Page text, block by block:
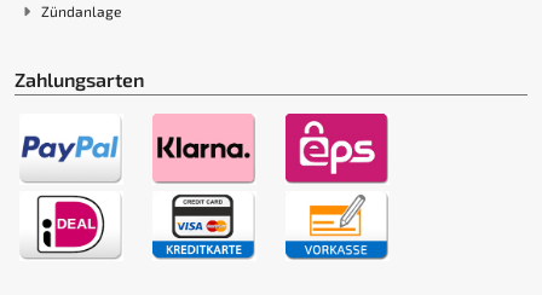
Zündanlage
Zahlungsarten